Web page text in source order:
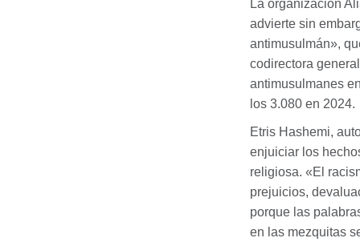
La organización
advierte sin
antimusulmán»,
codirectora
antimusulmanes
los 3.080 en 2024.
Etris Hashemi,
enjuiciar los
religiosa. «El
prejuicios,
porque las
en las mezquitas